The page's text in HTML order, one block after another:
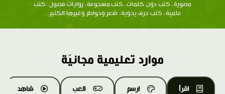
مصورة، كتب دون كلمات، كتب مسجوعة، روايات فصول، كتب
علمية، كتب حرف يدوية، شعر وخواطر وغيرها الكثير...
موارد تعليمية مجانيّة
اقرأ ارسم العب شاهد